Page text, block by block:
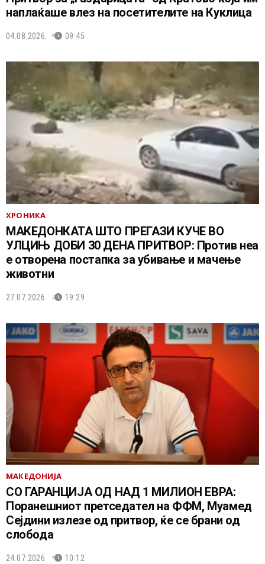
наплаќаше влез на посетителите на Куклица
04.08.2026. 09:45
ХРОНИКА
МАКЕДОНКАТА ШТО ПРЕГАЗИ КУЧЕ ВО
УЛЦИЊ ДОБИ 30 ДЕНА ПРИТВОР: Против неа
е отворена постапка за убивање и мачење
животни
27.07.2026. 19:29
МАКЕДОНИЈА
СО ГАРАНЦИЈА ОД НАД 1 МИЛИОН ЕВРА:
Поранешниот претседател на ФФМ, Муамед
Сејдини излезе од притвор, ќе се брани од
слобода
24.07.2026. 10:12